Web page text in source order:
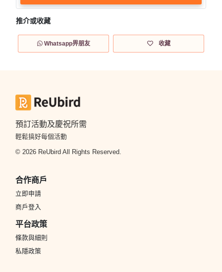
推介或收藏
Whatsapp畀朋友 收藏
預訂活動及慶祝所需
輕鬆搞好每個活動
© 2026 ReUbird All Rights Reserved.
合作商戶
立即申請
商戶登入
平台政策
條款與細則
私隱政策